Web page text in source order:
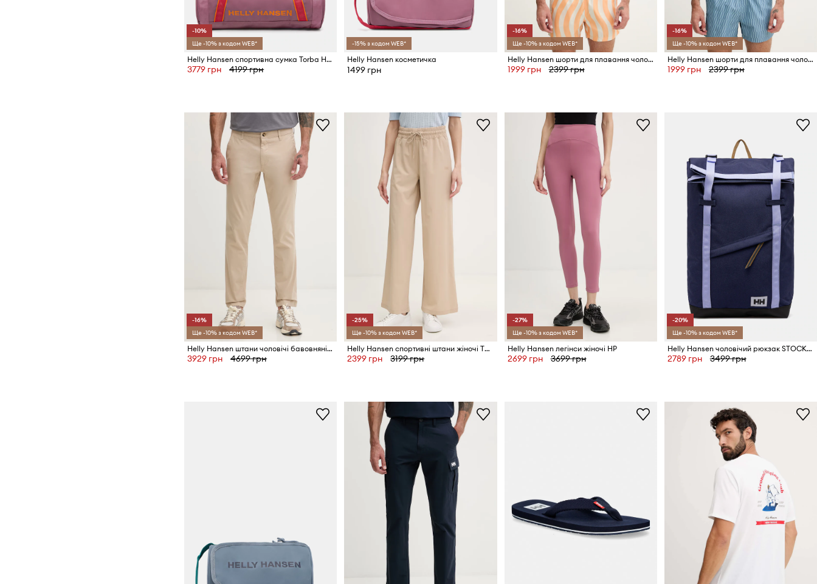
-10%
Ще -10% з кодом WEB*
Helly Hansen спортивна сумка Torba Helly Hansen Duffel 2 30L 68006 990
3779 грн 4199 грн
-15% з кодом WEB*
Helly Hansen косметичка
1499 грн
-16%
Ще -10% з кодом WEB*
Helly Hansen шорти для плавання чоловічі NEWPORT
1999 грн 2399 грн
-16%
Ще -10% з кодом WEB*
Helly Hansen шорти для плавання чоловічі NEWPORT
1999 грн 2399 грн
-16%
Ще -10% з кодом WEB*
Helly Hansen штани чоловічі бавовняні з еластаном BRYGGEN
3929 грн 4699 грн
-25%
Ще -10% з кодом WEB*
Helly Hansen спортивні штани жіночі THALIA
2399 грн 3199 грн
-27%
Ще -10% з кодом WEB*
Helly Hansen легінси жіночі HP
2699 грн 3699 грн
-20%
Ще -10% з кодом WEB*
Helly Hansen чоловічий рюкзак STOCKHOLM
2789 грн 3499 грн